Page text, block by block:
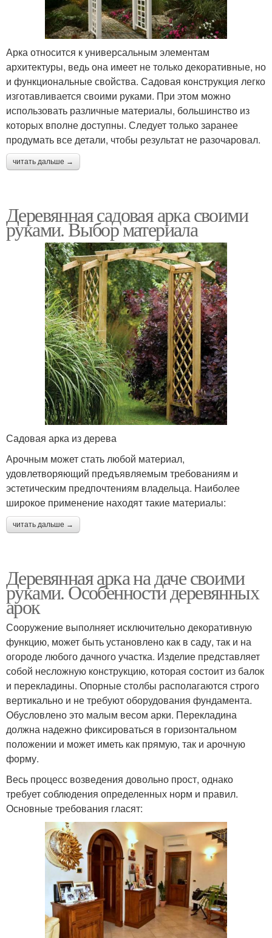
Арка относится к универсальным элементам
архитектуры, ведь она имеет не только декоративные, но
и функциональные свойства. Садовая конструкция легко
изготавливается своими руками. При этом можно
использовать различные материалы, большинство из
которых вполне доступны. Следует только заранее
продумать все детали, чтобы результат не разочаровал.
читать дальше →
Деревянная садовая арка своими
руками. Выбор материала
Садовая арка из дерева
Арочным может стать любой материал,
удовлетворяющий предъявляемым требованиям и
эстетическим предпочтениям владельца. Наиболее
широкое применение находят такие материалы:
читать дальше →
Деревянная арка на даче своими
руками. Особенности деревянных
арок
Сооружение выполняет исключительно декоративную
функцию, может быть установлено как в саду, так и на
огороде любого дачного участка. Изделие представляет
собой несложную конструкцию, которая состоит из балок
и перекладины. Опорные столбы располагаются строго
вертикально и не требуют оборудования фундамента.
Обусловлено это малым весом арки. Перекладина
должна надежно фиксироваться в горизонтальном
положении и может иметь как прямую, так и арочную
форму.
Весь процесс возведения довольно прост, однако
требует соблюдения определенных норм и правил.
Основные требования гласят: